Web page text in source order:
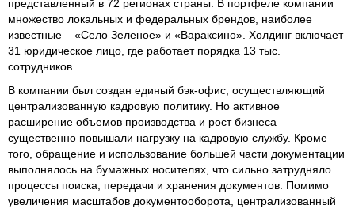
представленный в 72 регионах страны. В портфеле компании
множество локальных и федеральных брендов, наиболее
известные – «Село Зеленое» и «Вараксино». Холдинг включает
31 юридическое лицо, где работает порядка 13 тыс.
сотрудников.
В компании был создан единый бэк-офис, осуществляющий
централизованную кадровую политику. Но активное
расширение объемов производства и рост бизнеса
существенно повышали нагрузку на кадровую службу. Кроме
того, обращение и использование большей части документации
выполнялось на бумажных носителях, что сильно затрудняло
процессы поиска, передачи и хранения документов. Помимо
увеличения масштабов документооборота, централизованный